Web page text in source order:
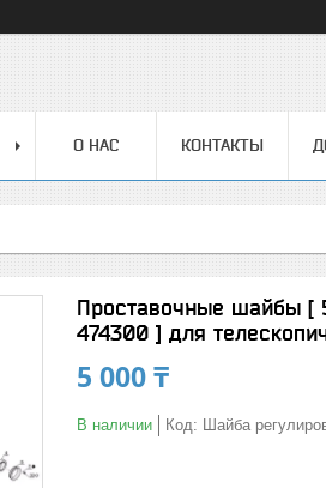
О НАС КОНТАКТЫ
Проставочные шайбы [
474300 ] для
5 000 ₸
В наличии Код: Шайба